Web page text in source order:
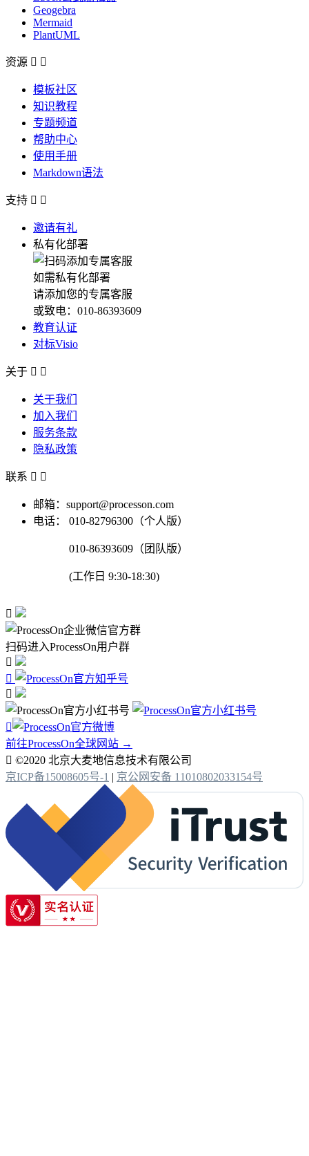
Geogebra
Mermaid
PlantUML
资源  
模板社区
知识教程
专题频道
帮助中心
使用手册
Markdown语法
支持  
邀请有礼
私有化部署
如需私有化部署
请添加您的专属客服
或致电：010-86393609
教育认证
对标Visio
关于  
关于我们
加入我们
服务条款
隐私政策
联系  
邮箱：support@processon.com
电话：
010-82796300（个人版）
010-86393609（团队版）
(工作日 9:30-18:30)

扫码进入ProcessOn用户群




前往ProcessOn全球网站 →
 ©2020 北京大麦地信息技术有限公司
京ICP备15008605号-1 | 京公网安备 11010802033154号